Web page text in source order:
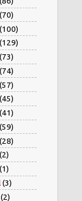
(70)
(100)
(129)
(73)
(74)
(57)
(45)
(41)
(59)
(28)
(2)
(1)
(3)
(2)